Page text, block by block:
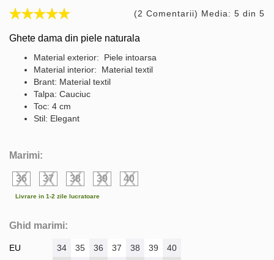
(2 Comentarii) Media: 5 din 5
Ghete dama din piele naturala
Material exterior: Piele intoarsa
Material interior: Material textil
Brant: Material textil
Talpa: Cauciuc
Toc: 4 cm
Stil: Elegant
Marimi:
36 37 38 39 40
Livrare in 1-2 zile lucratoare
Ghid marimi:
EU
34 35 36 37 38 39
40